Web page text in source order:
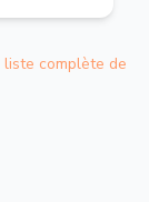
liste complète de